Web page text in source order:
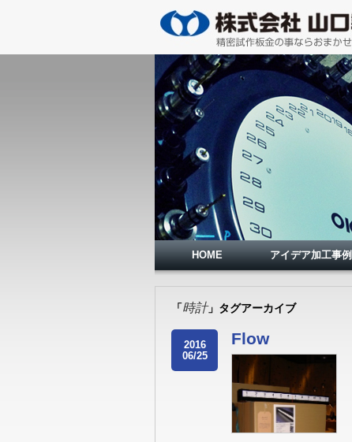
HOME アイデア加工事例
「時計」タグアーカイブ
2016
06/25
Flow